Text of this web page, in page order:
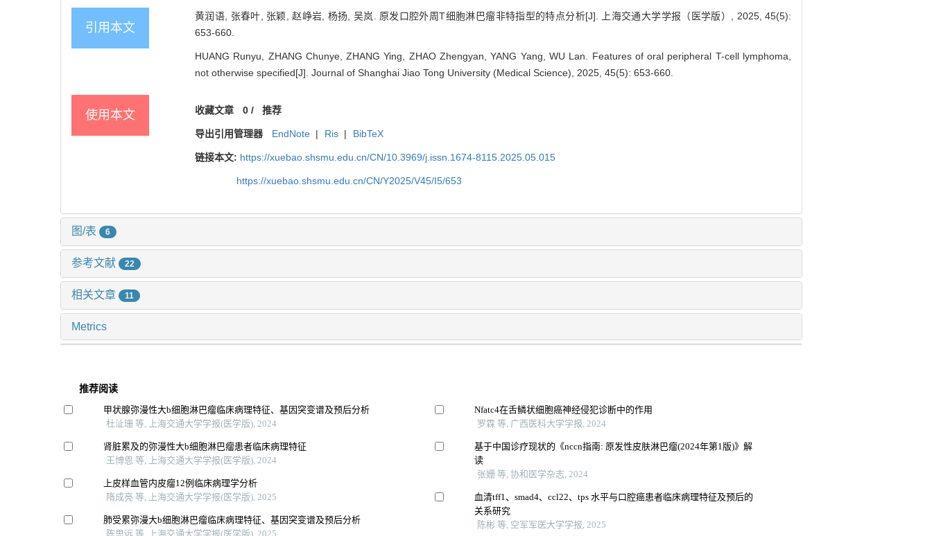
引用本文
黄润语, 张春叶, 张颖, 赵峥岩, 杨扬, 吴岚. 原发口腔外周T细胞淋巴瘤非特指型的特点分析[J]. 上海交通大学学报（医学版）, 2025, 45(5):
653-660.
HUANG Runyu, ZHANG Chunye, ZHANG Ying, ZHAO Zhengyan, YANG Yang, WU Lan. Features of oral peripheral T-cell lymphoma,
not otherwise specified[J]. Journal of Shanghai Jiao Tong University (Medical Science), 2025, 45(5): 653-660.
使用本文 收藏文章 0/ 推荐
导出引用管理器 EndNote | Ris | BibTeX
链接本文: https://xuebao.shsmu.edu.cn/CN/10.3969/j.issn.1674-8115.2025.05.015
https://xuebao.shsmu.edu.cn/CN/Y2025/V45/I5/653
图/表 6
参考文献 22
相关文章 11
Metrics
推荐阅读
甲状腺弥漫性大b细胞淋巴瘤临床病理特征、基因突变谱及预后分析
杜沚珊 等, 上海交通大学学报(医学版), 2024
肾脏累及的弥漫性大b细胞淋巴瘤患者临床病理特征
王博恩 等, 上海交通大学学报(医学版), 2024
上皮样血管内皮瘤12例临床病理学分析
隋成亮 等, 上海交通大学学报(医学版), 2025
肺受累弥漫大b细胞淋巴瘤临床病理特征、基因突变谱及预后分析
陈思远 等, 上海交通大学学报(医学版), 2025
Nfatc4在舌鳞状细胞癌神经侵犯诊断中的作用
罗霖 等, 广西医科大学学报, 2024
基于中国诊疗现状的《nccn指南: 原发性皮肤淋巴瘤(2024年第1版)》解
读
张姗 等, 协和医学杂志, 2024
血清tff1、smad4、ccl22、tps 水平与口腔癌患者临床病理特征及预后的
关系研究
陈彬 等, 空军军医大学学报, 2025